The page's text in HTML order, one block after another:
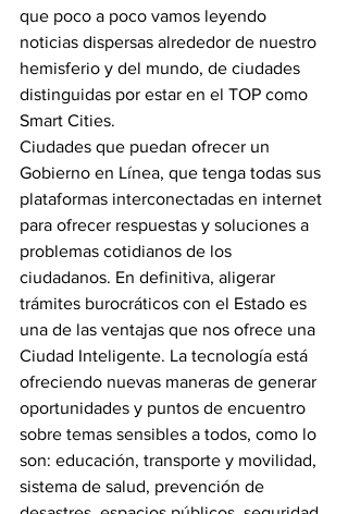
que poco a poco vamos leyendo
noticias dispersas alrededor de nuestro
hemisferio y del mundo, de ciudades
distinguidas por estar en el TOP como
Smart Cities.
Ciudades que puedan ofrecer un
Gobierno en Línea, que tenga todas sus
plataformas interconectadas en internet
para ofrecer respuestas y soluciones a
problemas cotidianos de los
ciudadanos. En definitiva, aligerar
trámites burocráticos con el Estado es
una de las ventajas que nos ofrece una
Ciudad Inteligente. La tecnología está
ofreciendo nuevas maneras de generar
oportunidades y puntos de encuentro
sobre temas sensibles a todos, como lo
son: educación, transporte y movilidad,
sistema de salud, prevención de